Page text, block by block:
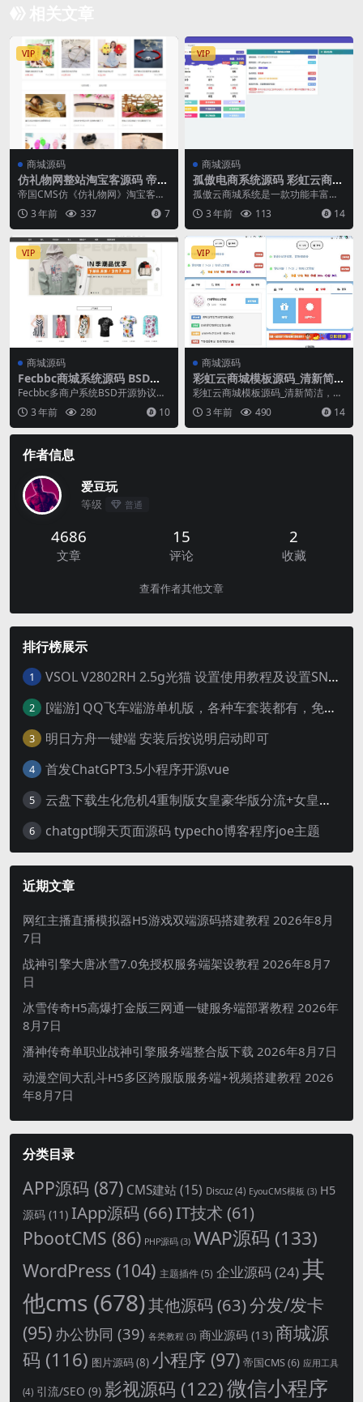
VIP
商城源码
仿礼物网整站淘宝客源码 帝国
cms淘宝客模板
帝国CMS仿《仿礼物网》淘宝客整
站模板源码，帝国CMS7.5淘宝客类
整站源码，淘...
3 年前 337 7
VIP
商城源码
孤傲电商系统源码 彩虹云商城
系统源码 购物商场源码视觉享
孤傲云商城系统是一款功能丰富的
电商系统，而彩虹云商城系统plus
史诗级增强版则是...
3 年前 113 14
VIP
商城源码
Fecbbc商城系统源码 BSD开
源协议多商户购物商城系统 多
商户商城平台源码
Fecbbc多商户系统BSD开源协议，
和yii2框架一样的开源协议， 做国
内首款...
3 年前 280 10
VIP
商城源码
彩虹云商城模板源码_清新简
洁，搭配可爱看板娘
彩虹云商城模板源码_清新简洁，搭
配可爱看板娘。彩虹云商城模板是
一款清新简洁的模板...
3 年前 490 14
作者信息
爱豆玩
等级 普通
4686
文章
15
评论
2
收藏
查看作者其他文章
排行榜展示
1 VSOL V2802RH 2.5g光猫 设置使用教程及设置SN教程-附带稳定固件使用手册等
2 [端游] QQ飞车端游单机版，各种车套装都有，免虚拟机
3 明日方舟一键端 安装后按说明启动即可
4 首发ChatGPT3.5小程序开源vue
5 云盘下载生化危机4重制版女皇豪华版分流+女皇学习补丁+修改器 解压即玩【阿里云盘】
6 chatgpt聊天页面源码 typecho博客程序joe主题
近期文章
网红主播直播模拟器H5游戏双端源码搭建教程 2026年8月
7日
战神引擎大唐冰雪7.0免授权服务端架设教程 2026年8月7
日
冰雪传奇H5高爆打金版三网通一键服务端部署教程 2026年
8月7日
潘神传奇单职业战神引擎服务端整合版下载 2026年8月7日
动漫空间大乱斗H5多区跨服版服务端+视频搭建教程 2026
年8月7日
分类目录
APP源码 (87) CMS建站 (15) Discuz (4) EyouCMS模板 (3) H5
源码 (11) IApp源码 (66)IT技术 (61)
PbootCMS (86) PHP源码 (3) WAP源码 (133)
WordPress (104) 主题插件(5) 企业源码 (24)其
他cms (678)其他源码 (63)分发/发卡
(95) 办公协同 (39) 各类教程 (3) 商业源码 (13) 商城源
码 (116) 图片源码(8) 小程序 (97) 帝国CMS(6) 应用工具
(4) 引流/SEO (9) 影视源码 (122)微信小程序